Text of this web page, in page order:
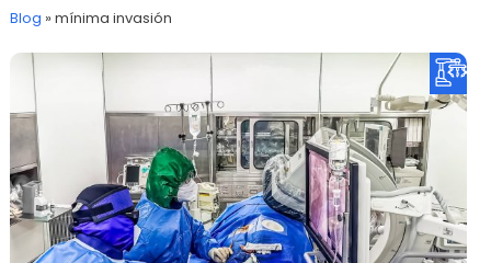
Blog »mínima invasión